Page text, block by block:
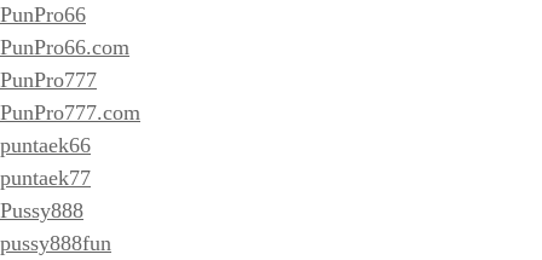
PunPro66
PunPro66.com
PunPro777
PunPro777.com
puntaek66
puntaek77
Pussy888
pussy888fun